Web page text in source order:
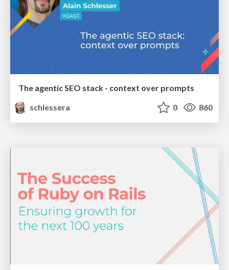
The agentic SEO stack - context over prompts
schlessera
0 860